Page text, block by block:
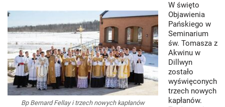
Bp Bernard Fellay i trzech nowych kapłanów
W święto
Objawienia
Pańskiego w
Seminarium
św. Tomasza z
Akwinu w
Dillwyn
zostało
wyświęconych
trzech nowych
kapłanów.